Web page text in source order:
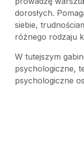
dorosłych.
siebie,
różnego rodzaju
W tutejszym
psychologiczne,
psychologiczne